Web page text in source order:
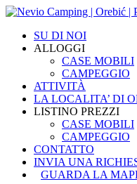
Skip
contentSU DI NOI
ALLOGGI
CASE MOBILI
CAMPEGGIO
ATTIVITÀ
LA LOCALITA’ DI
LISTINO PREZZI
CASE MOBILI
CAMPEGGIO
CONTATTO
INVIA UNA
GUARDA LA